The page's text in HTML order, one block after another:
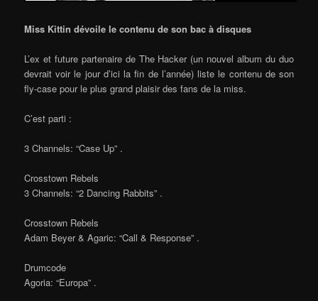
Miss Kittin dévoile le contenu de son bac à disques
L’ex et future partenaire de The Hacker (un nouvel album du duo
devrait voir le jour d’ici la fin de l’année) liste le contenu de son
fly-case pour le plus grand plaisir des fans de la miss.
C’est parti :
3 Channels: “Case Up” .
Crosstown Rebels
3 Channels: “2 Dancing Rabbits” .
Crosstown Rebels
Adam Beyer & Agaric: “Call & Response” .
Drumcode
Agoria: “Europa” .